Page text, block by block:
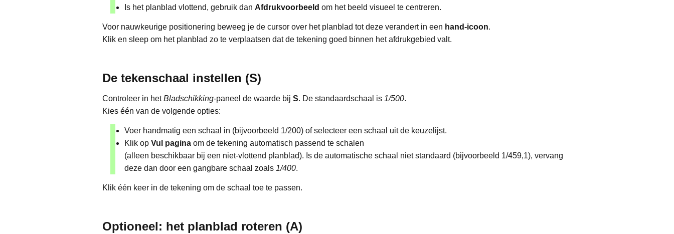
Is het planblad vlottend, gebruik dan Afdrukvoorbeeld om het beeld visueel te centreren.
Voor nauwkeurige positionering beweeg je de cursor over het planblad tot deze verandert in een hand-icoon.
Klik en sleep om het planblad zo te verplaatsen dat de tekening goed binnen het afdrukgebied valt.
De tekenschaal instellen (S)
Controleer in hetBladschikking-paneel de waarde bij S. De standaardschaal is 1/500.
Kies één van de volgende opties:
Voer handmatig een schaal in (bijvoorbeeld 1/200) of selecteer een schaal uit de keuzelijst.
Klik op Vul pagina om de tekening automatisch passend te schalen
(alleen beschikbaar bij een niet-vlottend planblad). Is de automatische schaal niet standaard (bijvoorbeeld 1/459,1), vervang
deze dan door een gangbare schaal zoals 1/400.
Klik één keer in de tekening om de schaal toe te passen.
Optioneel: het planblad roteren (A)